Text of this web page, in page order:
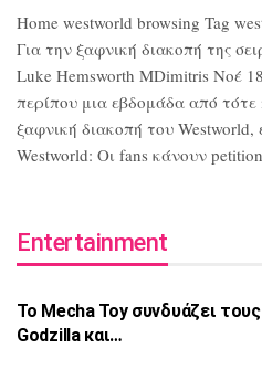
Home westworld browsing Tag
Για την ξαφνική διακοπή της
Luke Hemsworth MDimitris Νοέ
περίπου μια εβδομάδα από
ξαφνική διακοπή του
Westworld: Οι fans κάνουν
Entertainment
Το Mecha Toy συνδυάζει
Godzilla και…